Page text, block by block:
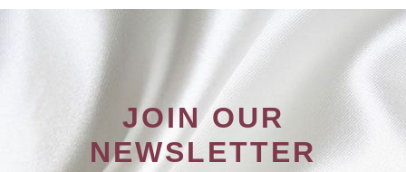
JOIN OUR
NEWSLETTER